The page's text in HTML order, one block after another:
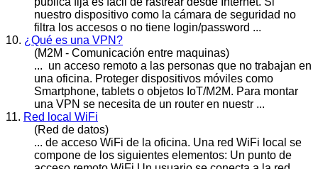
nuestro dispositivo como la cámara de seguridad no
filtra los accesos o no tiene login/password ...
10. ¿Qué es una VPN?
(M2M - Comunicación entre maquinas)
... un acceso remoto a las personas que no trabajan en
una oficina. Proteger dispositivos móviles como
Smartphone, tablets o objetos IoT/M2M. Para montar
una VPN se necesita de un router en nuestr ...
11. Red local WiFi
(Red de datos)
... de acceso WiFi de la oficina. Una red WiFi local se
compone de los siguientes elementos: Un punto de